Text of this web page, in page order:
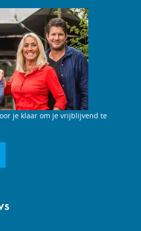
je klaar om je vrijblijvend te